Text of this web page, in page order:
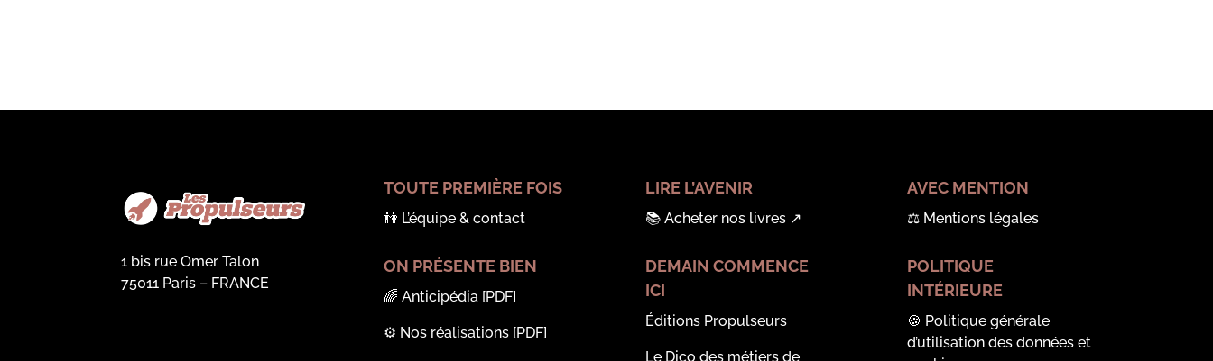
1 bis rue Omer Talon
75011 Paris – FRANCE
TOUTE PREMIÈRE FOIS
👫 L’équipe & contact
ON PRÉSENTE BIEN
🌈 Anticipédia [PDF]
⚙️ Nos réalisations[PDF]
LIRE L’AVENIR
📚 Acheter nos livres↗︎
DEMAIN COMMENCE
ICI
Éditions Propulseurs
Le Dico des métiers de
AVEC MENTION
⚖️ Mentions légales
POLITIQUE
INTÉRIEURE
🍪 Politique générale
d’utilisation des données et